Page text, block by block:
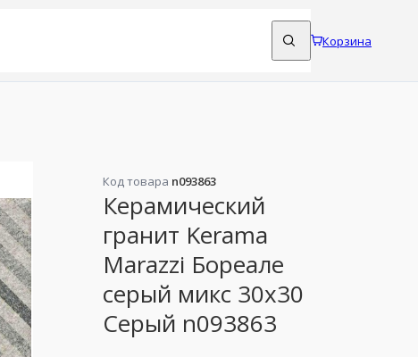
Корзина
Код товара n093863
Керамический
гранит Kerama
Marazzi Бореале
серый микс 30x30
Серый n093863